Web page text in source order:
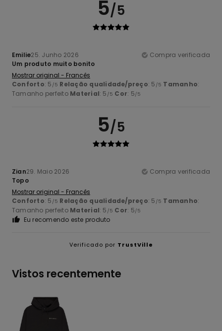
5/5
Emilie25. Junho 2026
Compra verificada
Um produto muito bonito
Mostrar original - Francês
Conforto: 5 /5 Relação qualidade/preço: 5 /5 Tamanho:
Tamanho perfeito Material: 5 /5 Cor: 5/5
5/5
Zian29. Maio 2026
Compra verificada
Topo
Mostrar original - Francês
Conforto: 5 /5 Relação qualidade/preço: 5 /5 Tamanho:
Tamanho perfeito Material: 5 /5 Cor: 5/5
Eu recomendo este produto
Verificado por TrustVille
Vistos recentemente